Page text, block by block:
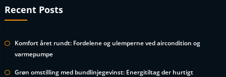
Recent Posts
Komfort året rundt: Fordelene og ulemperne ved aircondition og
varmepumpe
Grøn omstilling med bundlinjegevinst: Energitiltag der hurtigt